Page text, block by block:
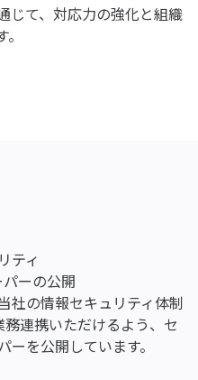
じて、対応力の強化と組織
ティ
ーの公開
社の情報セキュリティ体制
務連携いただけるよう、セ
ーを公開しています。